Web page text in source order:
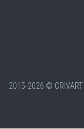
2015-2026 © CRIVART